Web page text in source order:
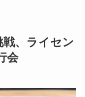
戦、ライセン
会